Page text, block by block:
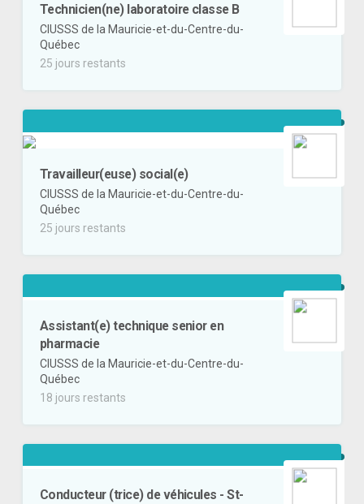
Technicien(ne) laboratoire classe B
CIUSSS de la Mauricie-et-du-Centre-du-
Québec
25 jours restants
Travailleur(euse) social(e)
CIUSSS de la Mauricie-et-du-Centre-du-
Québec
25 jours restants
Assistant(e) technique senior en
pharmacie
CIUSSS de la Mauricie-et-du-Centre-du-
Québec
18 jours restants
Conducteur (trice) de véhicules - St-